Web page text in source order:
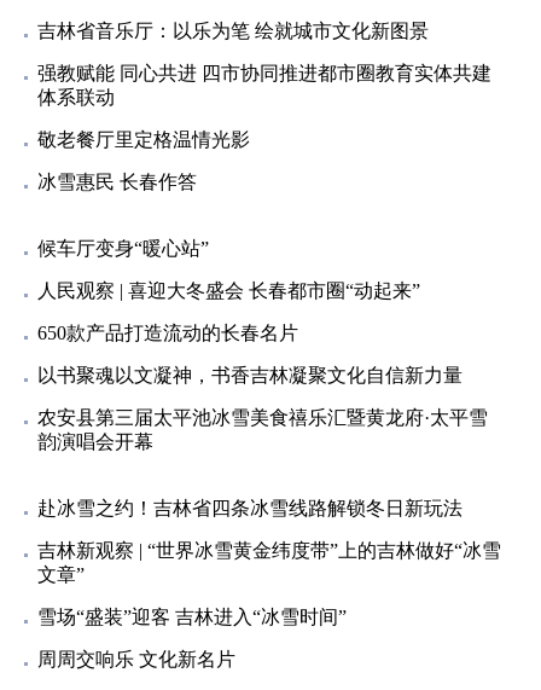
吉林省音乐厅：以乐为笔 绘就城市文化新图景
强教赋能 同心共进 四市协同推进都市圈教育实体共建
体系联动
敬老餐厅里定格温情光影
冰雪惠民 长春作答
候车厅变身“暖心站”
人民观察 | 喜迎大冬盛会 长春都市圈“动起来”
650款产品打造流动的长春名片
以书聚魂以文凝神，书香吉林凝聚文化自信新力量
农安县第三届太平池冰雪美食禧乐汇暨黄龙府·太平雪
韵演唱会开幕
赴冰雪之约！吉林省四条冰雪线路解锁冬日新玩法
吉林新观察 | “世界冰雪黄金纬度带”上的吉林做好“冰雪
文章”
雪场“盛装”迎客 吉林进入“冰雪时间”
周周交响乐 文化新名片